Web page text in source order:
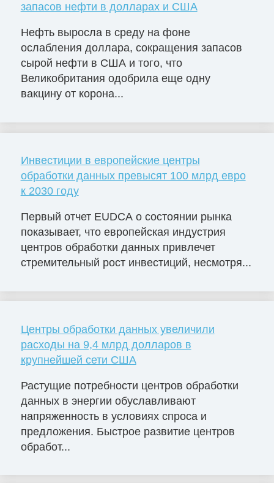
запасов нефти в долларах и США
Нефть выросла в среду на фоне
ослабления доллара, сокращения запасов
сырой нефти в США и того, что
Великобритания одобрила еще одну
вакцину от корона...
Инвестиции в европейские центры
обработки данных превысят 100 млрд евро
к 2030 году
Первый отчет EUDCA о состоянии рынка
показывает, что европейская индустрия
центров обработки данных привлечет
стремительный рост инвестиций, несмотря...
Центры обработки данных увеличили
расходы на 9,4 млрд долларов в
крупнейшей сети США
Растущие потребности центров обработки
данных в энергии обуславливают
напряженность в условиях спроса и
предложения. Быстрое развитие центров
обработ...